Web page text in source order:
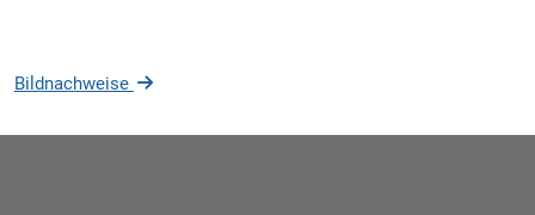
Bildnachweise